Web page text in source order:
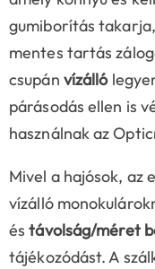
gumiborítás
mentes tartás
csupán vízálló
párásodás ellen is
használnak az
Mivel a hajósok, az
vízálló
éstávolság/méret
tájékozódást. A